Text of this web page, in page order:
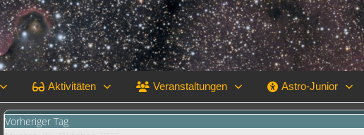
Aktivitäten Veranstaltungen Astro-Junior
Vorheriger Tag